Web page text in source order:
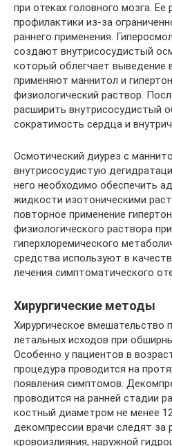
при отеках головного мозга.
профилактики из-за
раннего применения.
создают внутрисосудистый
который облегчает выведение
применяют маннитол и
физиологический раствор.
расширить внутрисосудистый
сократимость сердца и
Осмотический диурез с
внутрисосудистую
него необходимо обеспечить
жидкости изотоническими
повторное применение
физиологического раствора
гиперхлоремического
средства используют в
лечения симптоматического
Хирургические методы
Хирургическое вмешательство
летальных исходов при
Особенно у пациентов в
процедура проводится на
появления симптомов.
проводится на ранней стадии
костный диаметром не менее
декомпрессии врачи следят за
кровоизлияния, наружной